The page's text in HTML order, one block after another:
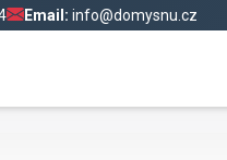
Email: info@domysnu.cz